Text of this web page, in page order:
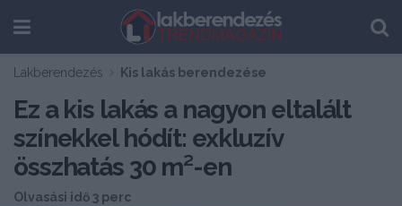
Lakberendezés Kis lakás berendezése
Ez a kis lakás a nagyon eltalált
színekkel hódít: exkluzív
összhatás 30 m²-en
Olvasási idő 3 perc